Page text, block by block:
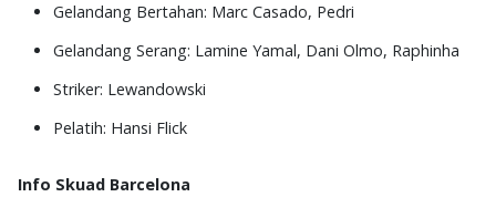
Gelandang Bertahan: Marc Casado, Pedri
Gelandang Serang: Lamine Yamal, Dani Olmo, Raphinha
Striker: Lewandowski
Pelatih: Hansi Flick
Info Skuad Barcelona